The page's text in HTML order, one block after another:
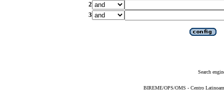
2
3
Search
BIREME/OPS/OMS - Centro